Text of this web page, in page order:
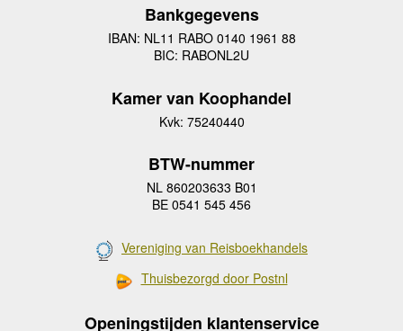
Bankgegevens
IBAN: NL11 RABO 0140 1961 88
BIC: RABONL2U
Kamer van Koophandel
Kvk: 75240440
BTW-nummer
NL 860203633 B01
BE 0541 545 456
Vereniging van Reisboekhandels
Thuisbezorgd door Postnl
Openingstijden klantenservice